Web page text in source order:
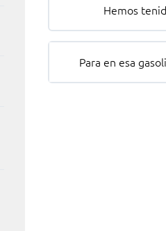
Hemos
Para en esa